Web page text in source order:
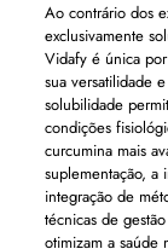
Ao contrário dos
exclusivamente
Vidafy é única
sua versatilidade
solubilidade
condições
curcumina mais
suplementação, a
integração de
técnicas de
otimizam a saúde